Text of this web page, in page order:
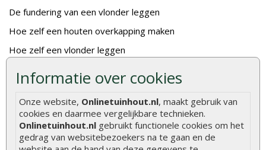
Informatie over cookies
Onze website, Onlinetuinhout.nl, maakt gebruik van
cookies en daarmee vergelijkbare technieken.
Onlinetuinhout.nl gebruikt functionele cookies om het
gedrag van websitebezoekers na te gaan en de
De fundering van een vlonder leggen
Hoe zelf een houten overkapping maken
Hoe zelf een vlonder leggen
Hoe betonpaal plaatsen
De 9 beste tuinschermen van Onlinetuinhout.nl
Stijlvolle houtsoorten voor in de tuin